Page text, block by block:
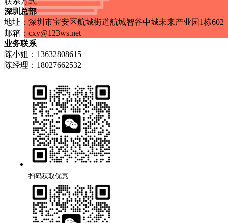
深圳总部
地址：深圳市宝安区航城街道航城智谷中城未来产业园1栋602
邮箱： cxy@123ws.net
业务联系
陈小姐：13632808615
陈经理：18027662532
扫码获取优惠